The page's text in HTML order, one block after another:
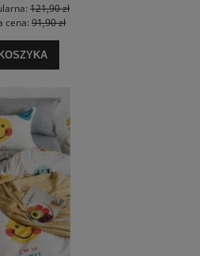
121,90 zł
cena: 91,90 zł